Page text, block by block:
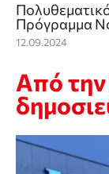
Πρόγραμμα
12.09.2024
Από την